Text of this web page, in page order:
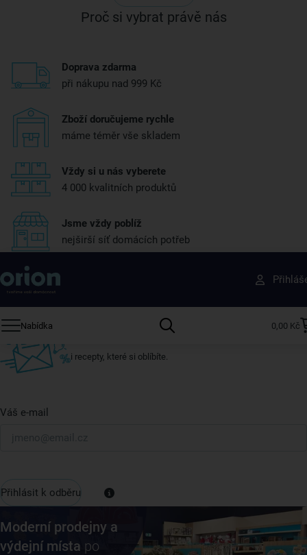
Proč si vybrat právě nás
Doprava zdarma
při nákupu nad 999 Kč
Zboží doručujeme rychle
máme téměr vše skladem
Vždy si u nás vyberete
4 000 kvalitních produktů
Jsme vždy poblíž
nejširší síť domácích potřeb
Nabídka 0,00 Kč
Získejte rady, recepty a tipy na slevy dřív než
ostatní
Přihlaste se k odběru našeho newsletteru.
i recepty, které si oblíbíte.
Váš e-mail
Přihlásit k odběru
Moderní prodejny a
výdejní místa po